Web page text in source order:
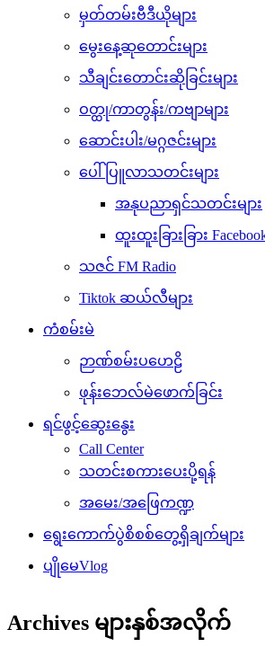
မှတ်တမ်းဗီဒီယိုများ
မွေးနေ့ဆုတောင်းများ
သီချင်းတောင်းဆိုခြင်းများ
ဝတ္ထု/ကာတွန်း/ကဗျာများ
ဆောင်းပါး/မဂ္ဂဇင်းများ
ပေါ်ပြူလာသတင်းများ
အနုပညာရှင်သတင်းများ
ထူးထူးခြားခြား
သဇင် FM Radio
Tiktok ဆယ်လီများ
ကံစမ်းမဲ
ဉာဏ်စမ်းပဟေဠိ
ဖုန်းဘေလ်မဲဖောက်ခြင်း
ရင်ဖွင့်ဆွေးနွေး
Call Center
သတင်းစကားပေးပို့ရန်
အမေး/အဖြေကဏ္ဍ
ရွေးကောက်ပွဲစိစစ်တွေ့ရှိချက်များ
ပျိုမေVlog
Archives များနှစ်အလိုက်